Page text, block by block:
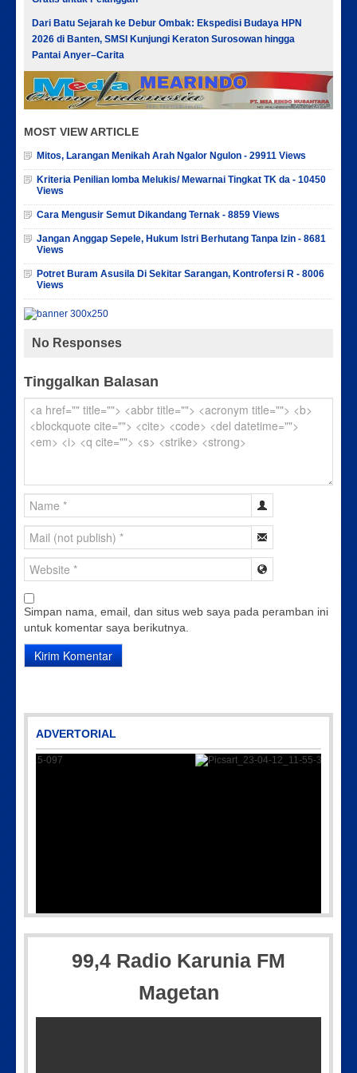
Dari Batu Sejarah ke Debur Ombak: Ekspedisi Budaya HPN
2026 di Banten, SMSI Kunjungi Keraton Surosowan hingga
Pantai Anyer–Carita
MOST VIEW ARTICLE
Mitos, Larangan Menikah Arah Ngalor Ngulon - 29911 Views
Kriteria Penilian lomba Melukis/ Mewarnai Tingkat TK da - 10450
Views
Cara Mengusir Semut Dikandang Ternak - 8859 Views
Jangan Anggap Sepele, Hukum Istri Berhutang Tanpa Izin - 8681
Views
Potret Buram Asusila Di Sekitar Sarangan, Kontrofersi R - 8006
Views
No Responses
Tinggalkan Balasan
Simpan nama, email, dan situs web saya pada peramban ini
untuk komentar saya berikutnya.
ADVERTORIAL
15-097 Picsart_23-04-12_11-55-35-604
99,4 Radio Karunia FM
Magetan